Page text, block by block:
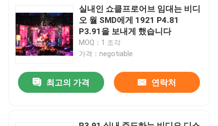
문의하기
소식
케이스
임대 LED 디스플레이
실내인 쇼클프로어브 임대는 비디
오 월 SMD에게 1921 P4.81
P3.91을 보내게 했습니다
MOQ：1 조각
가격：negotiable
최고의 가격 연락처